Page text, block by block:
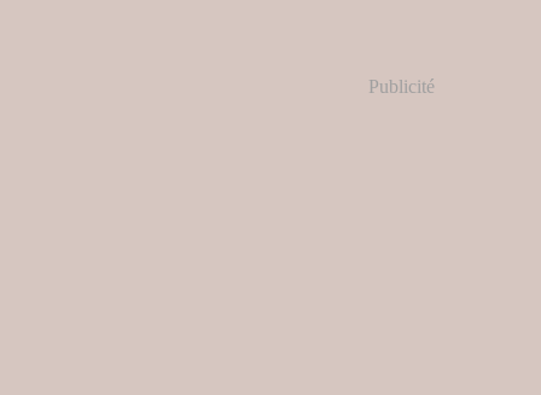
Publicité